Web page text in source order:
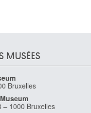
MUSÉES
Bruxelles
– 1000 Bruxelles